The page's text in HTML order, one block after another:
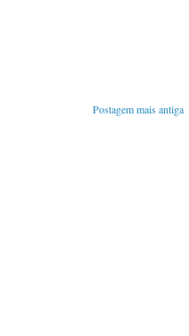
Postagem mais antiga